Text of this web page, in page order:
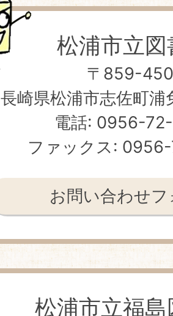
松浦市立図
〒859-
長崎県松浦市志佐町浦
電話: 0956-
ファックス:
お問い合わせフ
松浦市立福